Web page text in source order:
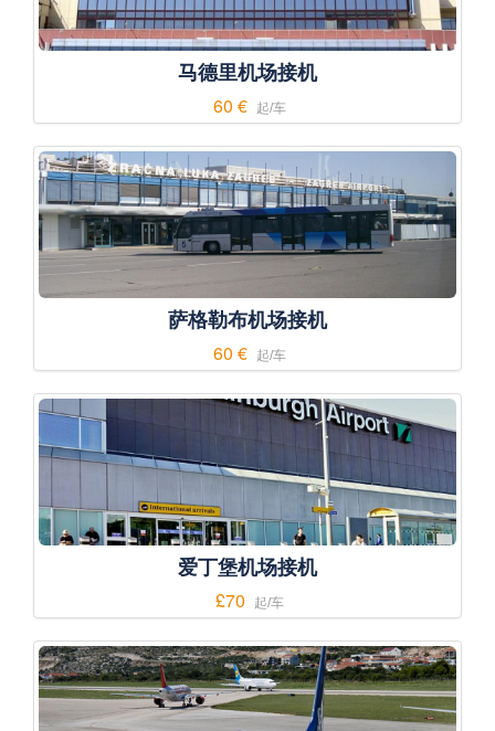
马德里机场接机
60 € 起/车
萨格勒布机场接机
60 € 起/车
爱丁堡机场接机
£70 起/车